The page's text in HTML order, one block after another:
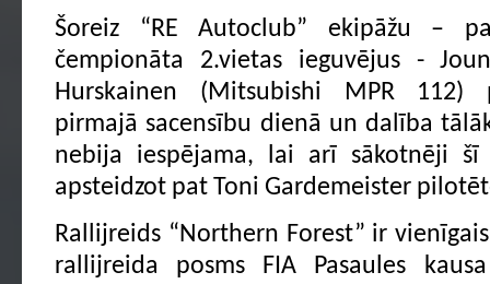
Šoreiz “RE Autoclub” ekipāžu –
čempionāta 2.vietas ieguvējus -
Hurskainen (Mitsubishi MPR 112)
pirmajā sacensību dienā un dalība
nebija iespējama, lai arī sākotnēji
apsteidzot pat Toni Gardemeister
Rallijreids “Northern Forest” ir
rallijreida posms FIA Pasaules